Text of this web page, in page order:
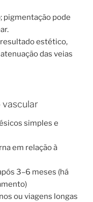
pigmentação pode
resultado estético,
das veias
vascular
simples e
em relação à
3–6 meses (há
ou viagens longas